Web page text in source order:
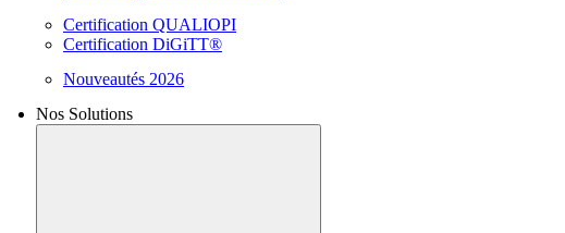
Certification QUALIOPI
Certification DiGiTT®
Nouveautés 2026
Nos Solutions